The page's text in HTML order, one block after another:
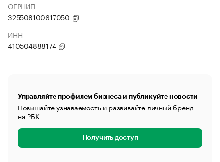
ОГРНИП
325508100617050
ИНН
410504888174
Управляйте профилем бизнеса и публикуйте новости
Повышайте узнаваемость и развивайте личный бренд
на РБК
Получить доступ